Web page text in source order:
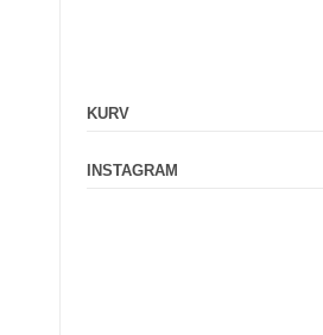
KURV
INSTAGRAM